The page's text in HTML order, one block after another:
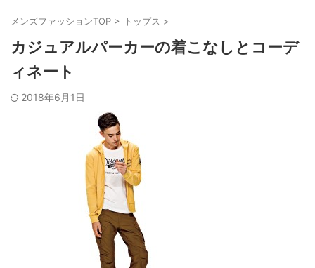
メンズファッションTOP > トップス >
カジュアルパーカーの着こなしとコーデ
ィネート
2018年6月1日